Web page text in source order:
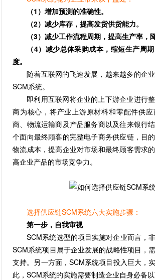
（1）增加预测的准确性。
（2）减少库存，提高发货供货能力。
（3）减少工作流程周期，提高生产率，
（4）减少总体采购成本，缩短生产周
度。
随着互联网的飞速发展，越来越多的企
SCM系统。
即利用互联网将企业的上下游企业进行
商为核心，将产业上游原材料和零配件供
商、物流运输商及产品服务商以及往来银行
个面向最终顾客的完整电子商务供应链，目
物流成本，提高企业对市场和最终顾客需求
高企业产品的市场竞争力。
选择供应链SCM系统六大实施步骤：
第一步，自我审视
SCM系统选型的项目实施对企业而言，
SCM系统项目属于企业发展的战略性项目，
支持。另一方面，SCM系统项目投入巨大，
此，SCM系统的实施需要制造企业自身必备以